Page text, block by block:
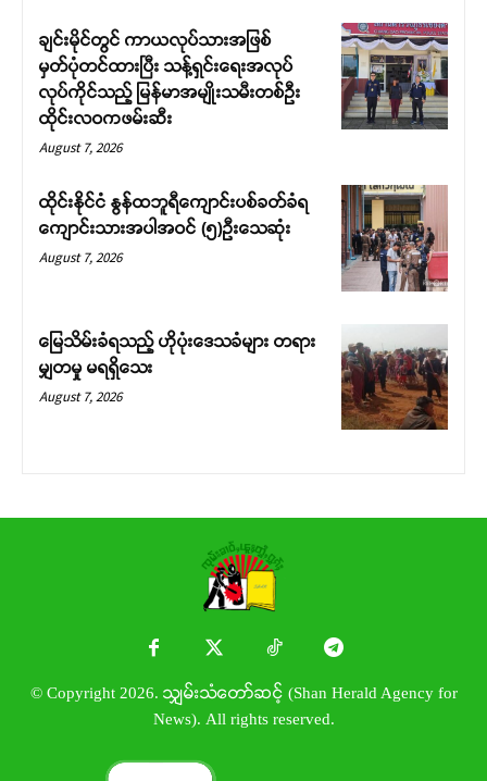
ချင်းမိုင်တွင် ကာယလုပ်သားအဖြစ်
မှတ်ပုံတင်ထားပြီး သန့်ရှင်းရေးအလုပ်
လုပ်ကိုင်သည့် မြန်မာအမျိုးသမီးတစ်ဦး
ထိုင်းလဝကဖမ်းဆီး
August 7, 2026
ထိုင်းနိုင်ငံ နွန်ထဘူရီကျောင်းပစ်ခတ်ခံရ
ကျောင်းသားအပါအဝင် (၅)ဉီးသေဆုံး
August 7, 2026
မြေသိမ်းခံရသည့် ဟိုပုံးဒေသခံများ တရား
မျှတမှု မရရှိသေး
August 7, 2026
© Copyright 2026. သျှမ်းသံတော်ဆင့် (Shan Herald Agency for
News). All rights reserved.